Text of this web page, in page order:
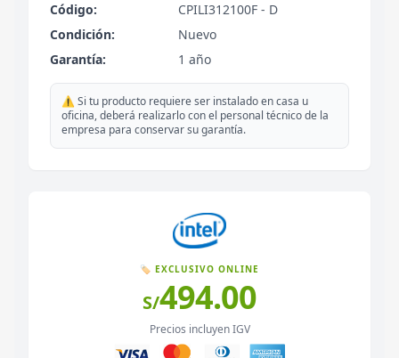
Código:
CPILI312100F - D
Condición:
Nuevo
Garantía:
1 año
⚠️ Si tu producto requiere ser instalado en casa u
oficina, deberá realizarlo con el personal técnico de la
empresa para conservar su garantía.
🏷️ EXCLUSIVO ONLINE
S/494.00
Precios incluyen IGV